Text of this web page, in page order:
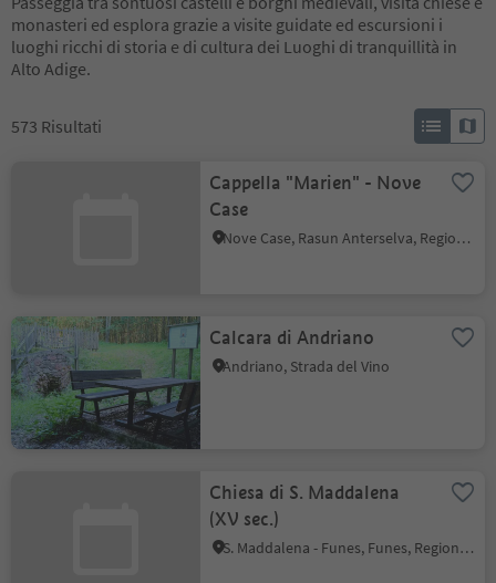
monasteri ed esplora grazie a visite guidate ed escursioni i
luoghi ricchi di storia e di cultura dei Luoghi di tranquillità in
Alto Adige.
573 Risultati
Cappella "Marien" - Nove
Case
Nove Case, Rasun Anterselva, Regione dolomitica Plan de Corones
Calcara di Andriano
Andriano, Strada del Vino
Chiesa di S. Maddalena
(XV sec.)
S. Maddalena - Funes, Funes, Regione dolomitica Luson Val di Funes